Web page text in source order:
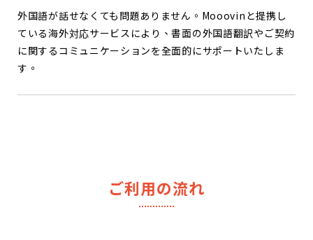
外国語が話せなくても問題ありません。Mooovinと提携し
ている海外対応サービスにより、書面の外国語翻訳やご契約
に関するコミュニケーションを全面的にサポートいたしま
す。
ご利用の流れ